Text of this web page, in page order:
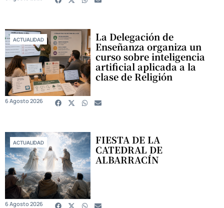
ACTUALIDAD La Delegación de
Enseñanza organiza un
curso sobre inteligencia
artificial aplicada a la
clase de Religión
6 Agosto 2026
ACTUALIDAD FIESTA DE LA
CATEDRAL DE
ALBARRACÍN
6 Agosto 2026